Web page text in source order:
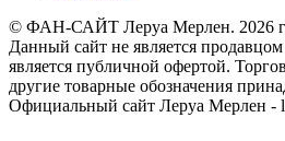
© ФАН-САЙТ Леруа Мерлен. 2026
Данный сайт не является
является публичной офертой.
другие товарные обозначения
Официальный сайт Леруа Мерлен -